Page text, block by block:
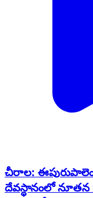
చీరాల:
దేవస్థానంలో నూతన